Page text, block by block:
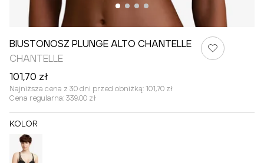
BIUSTONOSZ PLUNGE ALTO CHANTELLE
CHANTELLE
101,70 zł
Najniższa cena z 30 dni przed obniżką: 101,70 zł
Cena regularna: 339,00 zł
KOLOR